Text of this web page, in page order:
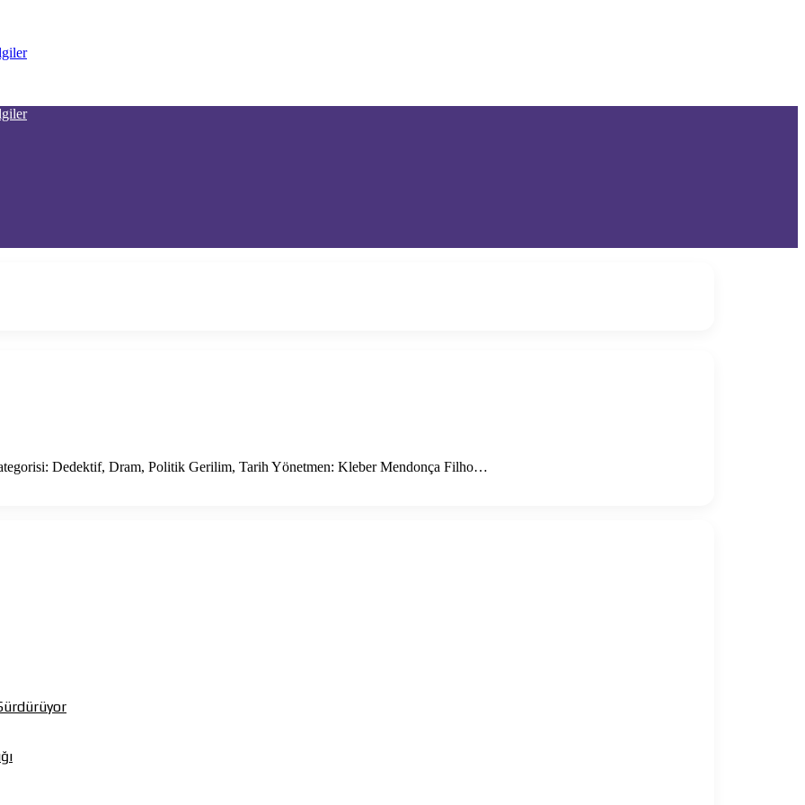
Dedektif, Dram, Politik Gerilim, Tarih Yönetmen: Kleber Mendonça Filho…